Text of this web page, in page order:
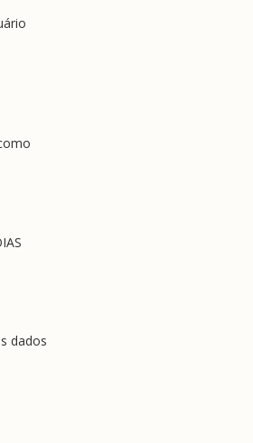
dados